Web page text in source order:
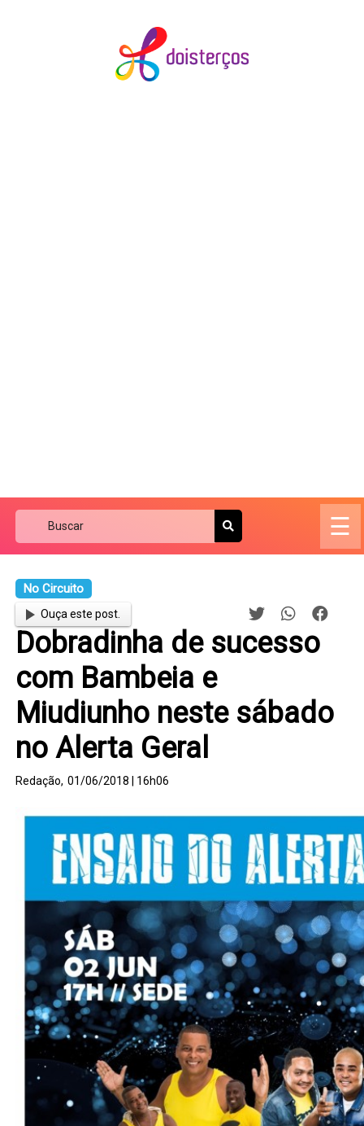
☰
No Circuito
Ouça este post.
Dobradinha de sucesso
com Bambeia e
Miudiunho neste sábado
no Alerta Geral
Redação, 01/06/2018 | 16h06